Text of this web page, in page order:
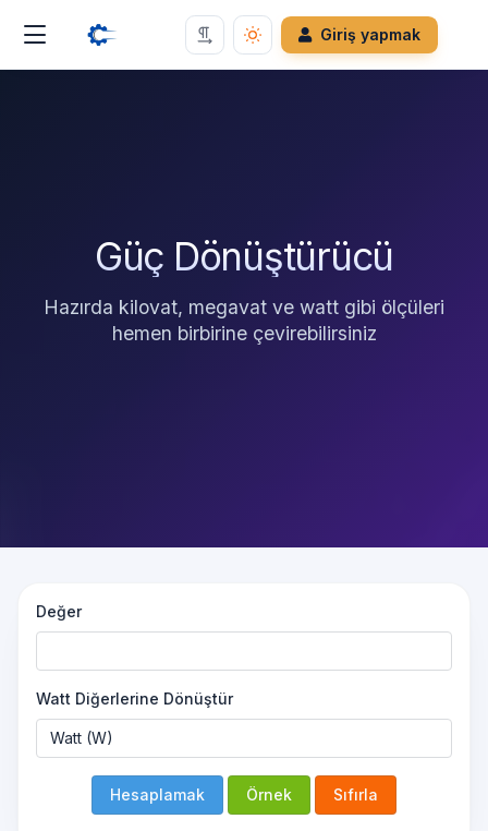
Giriş yapmak
Güç Dönüştürücü
Hazırda kilovat, megavat ve watt gibi ölçüleri
hemen birbirine çevirebilirsiniz
Değer
Watt Diğerlerine Dönüştür
Hesaplamak Örnek Sıfırla